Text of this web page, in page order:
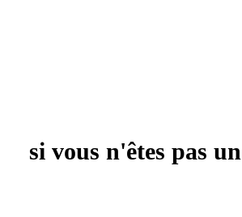
si vous n'êtes pas